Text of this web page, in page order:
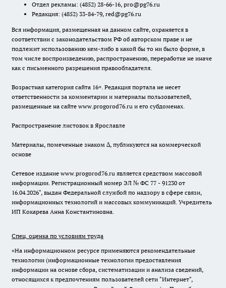
Отдел рекламы: (4852) 28-66-16, pro@pg76.ru
Редакция: (4852) 33-84-79, red@pg76.ru
Вся информация, размещенная на данном сайте, охраняется в
соответствии с законодательством РФ об авторском праве и не
подлежит использованию кем-либо в какой бы то ни было форме, в
том числе воспроизведению, распространению, переработке не иначе
как с письменного разрешения правообладателя.
Возрастная категория сайта 16+. Редакция портала не несет
ответственности за комментарии и материалы пользователей,
размещенные на сайте www.progorod76.ru и его субдоменах.
Распространение листовок в Ярославле
Материалы, помеченные знаком ∆, публикуются на коммерческой
основе
Сетевое издание www.progorod76.ru является средством массовой
информации. Регистрационный номер ЭЛ № ФС 77 - 91230 от
16.04.2026", выдан Федеральной службой по надзору в сфере связи,
информационных технологий и массовых коммуникаций. Учредитель
ИП Кокарева Анна Константиновна.
Спец. оценка по условиям труда
«На информационном ресурсе применяются рекомендательные
технологии (информационные технологии предоставления
информации на основе сбора, систематизации и анализа сведений,
относящихся к предпочтениям пользователей сети "Интернет",